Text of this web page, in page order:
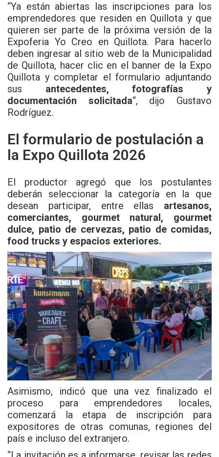
“Ya están abiertas las inscripciones para los
emprendedores que residen en Quillota y que
quieren ser parte de la próxima versión de la
Expoferia Yo Creo en Quillota. Para hacerlo
deben ingresar al sitio web de la Municipalidad
de Quillota, hacer clic en el banner de la Expo
Quillota y completar el formulario adjuntando
sus antecedentes, fotografías y
documentación solicitada“, dijo Gustavo
Rodríguez.
El formulario de postulación a
la Expo Quillota 2026
El productor agregó que los postulantes
deberán seleccionar la categoría en la que
desean participar, entre ellas artesanos,
comerciantes, gourmet natural, gourmet
dulce, patio de cervezas, patio de comidas,
food trucks y espacios exteriores.
Asimismo, indicó que una vez finalizado el
proceso para emprendedores locales,
comenzará la etapa de inscripción para
expositores de otras comunas, regiones del
país e incluso del extranjero.